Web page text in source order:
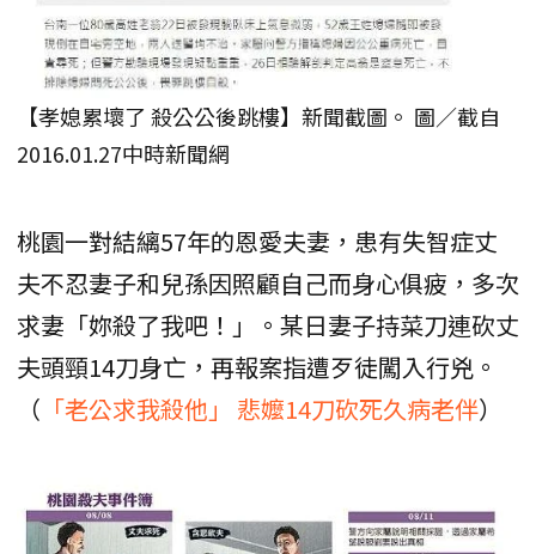
【孝媳累壞了 殺公公後跳樓】新聞截圖。 圖／截自
2016.01.27中時新聞網
桃園一對結縭57年的恩愛夫妻，患有失智症丈
夫不忍妻子和兒孫因照顧自己而身心俱疲，多次
求妻「妳殺了我吧！」。某日妻子持菜刀連砍丈
夫頭頸14刀身亡，再報案指遭歹徒闖入行兇。
（ 「老公求我殺他」 悲嬤14刀砍死久病老伴）